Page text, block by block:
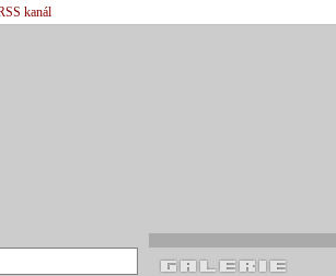
kanál